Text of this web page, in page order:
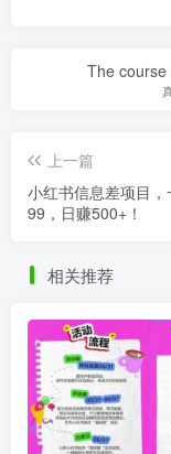
The
上一篇
小红书信息差项目，
99，日赚500+！
相关推荐